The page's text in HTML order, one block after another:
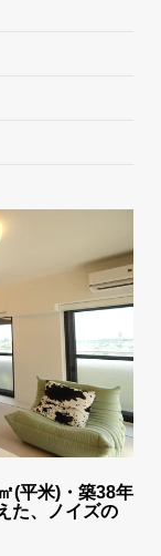
(平米)・築38年
た、ノイズの